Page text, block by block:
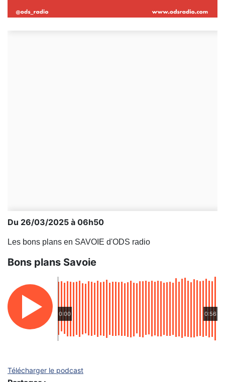
Du 26/03/2025 à 06h50
Les bons plans en SAVOIE d'ODS radio
Bons plans Savoie
0:00 0:56
Télécharger le podcast